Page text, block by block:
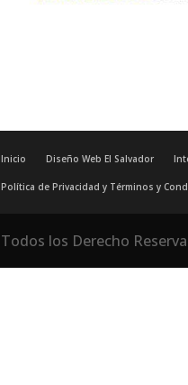
Inicio Diseño Web El Salvador
Política de Privacidad y Términos y
Todos los Derecho